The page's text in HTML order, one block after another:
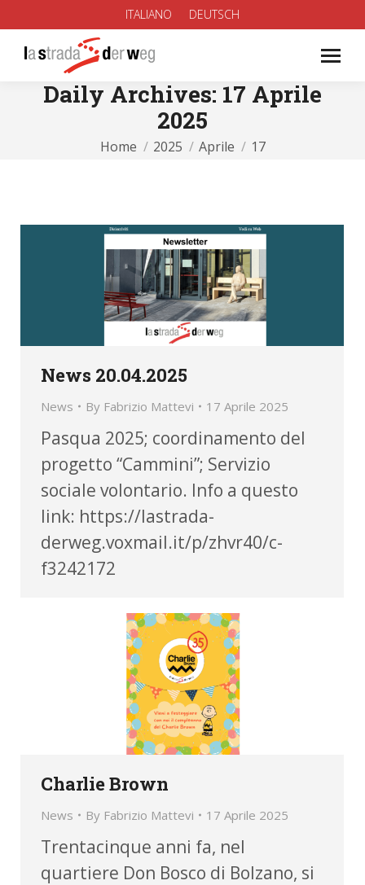
ITALIANO DEUTSCH
Daily Archives: 17 Aprile
2025
You are here:
Home 2025 Aprile 17
News 20.04.2025
News By Fabrizio Mattevi 17 Aprile 2025
Pasqua 2025; coordinamento del
progetto “Cammini”; Servizio
sociale volontario. Info a questo
link: https://lastrada-
derweg.voxmail.it/p/zhvr40/c-
f3242172
Charlie Brown
News By Fabrizio Mattevi 17 Aprile 2025
Trentacinque anni fa, nel
quartiere Don Bosco di Bolzano, si